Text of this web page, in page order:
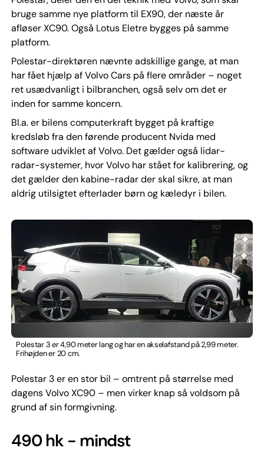
bruge samme nye platform til EX90, der næste år
afløser XC90. Også Lotus Eletre bygges på samme
platform.
Polestar-direktøren nævnte adskillige gange, at man
har fået hjælp af Volvo Cars på flere områder – noget
ret usædvanligt i bilbranchen, også selv om det er
inden for samme koncern.
Bl.a. er bilens computerkraft bygget på kraftige
kredsløb fra den førende producent Nvida med
software udviklet af Volvo. Det gælder også lidar-
radar-systemer, hvor Volvo har stået for kalibrering, og
det gælder den kabine-radar der skal sikre, at man
aldrig utilsigtet efterlader børn og kæledyr i bilen.
Polestar 3 er 4,90 meter lang og har en akselafstand på 2,99 meter.
Frihøjden er 20 cm.
Polestar 3 er en stor bil – omtrent på størrelse med
dagens Volvo XC90 – men virker knap så voldsom på
grund af sin formgivning.
490 hk - mindst